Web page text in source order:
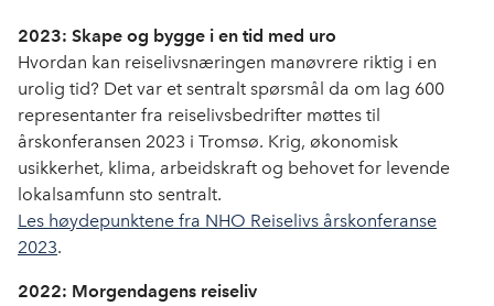
2023: Skape og bygge i en tid med uro
Hvordan kan reiselivsnæringen manøvrere riktig i en
urolig tid? Det var et sentralt spørsmål da om lag 600
representanter fra reiselivsbedrifter møttes til
årskonferansen 2023 i Tromsø. Krig, økonomisk
usikkerhet, klima, arbeidskraft og behovet for levende
lokalsamfunn sto sentralt.
Les høydepunktene fra NHO Reiselivs årskonferanse
2023.
2022: Morgendagens reiseliv